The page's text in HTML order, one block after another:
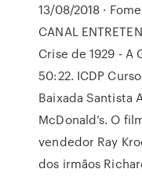
13/08/2018 ·
CANAL
Crise de 1929 - A
50:22. ICDP
Baixada Santista
McDonald’s. O
vendedor Ray
dos irmãos